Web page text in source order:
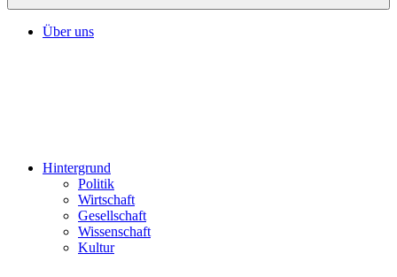
Über uns
Hintergrund
Politik
Wirtschaft
Gesellschaft
Wissenschaft
Kultur